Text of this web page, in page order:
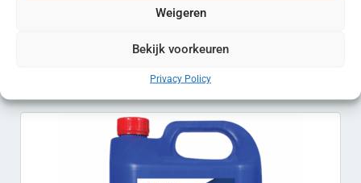
Weigeren
Bekijk voorkeuren
Privacy Policy